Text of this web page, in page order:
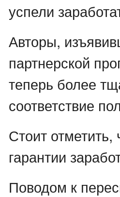
успели
Авторы,
партнерской
теперь более
соответствие
Стоит
гарантии
Поводом к